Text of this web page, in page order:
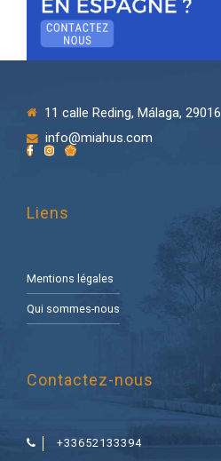
11 calle Reding, Málaga, 29016
info@miahus.com
Liens
Mentions légales
Qui sommes-nous
Contactez-nous
+33652133394